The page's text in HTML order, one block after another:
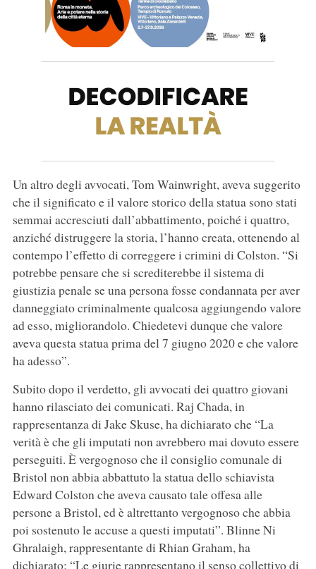
Un altro degli avvocati, Tom Wainwright, aveva suggerito
che il significato e il valore storico della statua sono stati
semmai accresciuti dall’abbattimento, poiché i quattro,
anziché distruggere la storia, l’hanno creata, ottenendo al
contempo l’effetto di correggere i crimini di Colston. “Si
potrebbe pensare che si screditerebbe il sistema di
giustizia penale se una persona fosse condannata per aver
danneggiato criminalmente qualcosa aggiungendo valore
ad esso, migliorandolo. Chiedetevi dunque che valore
aveva questa statua prima del 7 giugno 2020 e che valore
ha adesso”.
Subito dopo il verdetto, gli avvocati dei quattro giovani
hanno rilasciato dei comunicati. Raj Chada, in
rappresentanza di Jake Skuse, ha dichiarato che “La
verità è che gli imputati non avrebbero mai dovuto essere
perseguiti. È vergognoso che il consiglio comunale di
Bristol non abbia abbattuto la statua dello schiavista
Edward Colston che aveva causato tale offesa alle
persone a Bristol, ed è altrettanto vergognoso che abbia
poi sostenuto le accuse a questi imputati”. Blinne Ni
Ghralaigh, rappresentante di Rhian Graham, ha
dichiarato: “Le giurie rappresentano il senso collettivo di